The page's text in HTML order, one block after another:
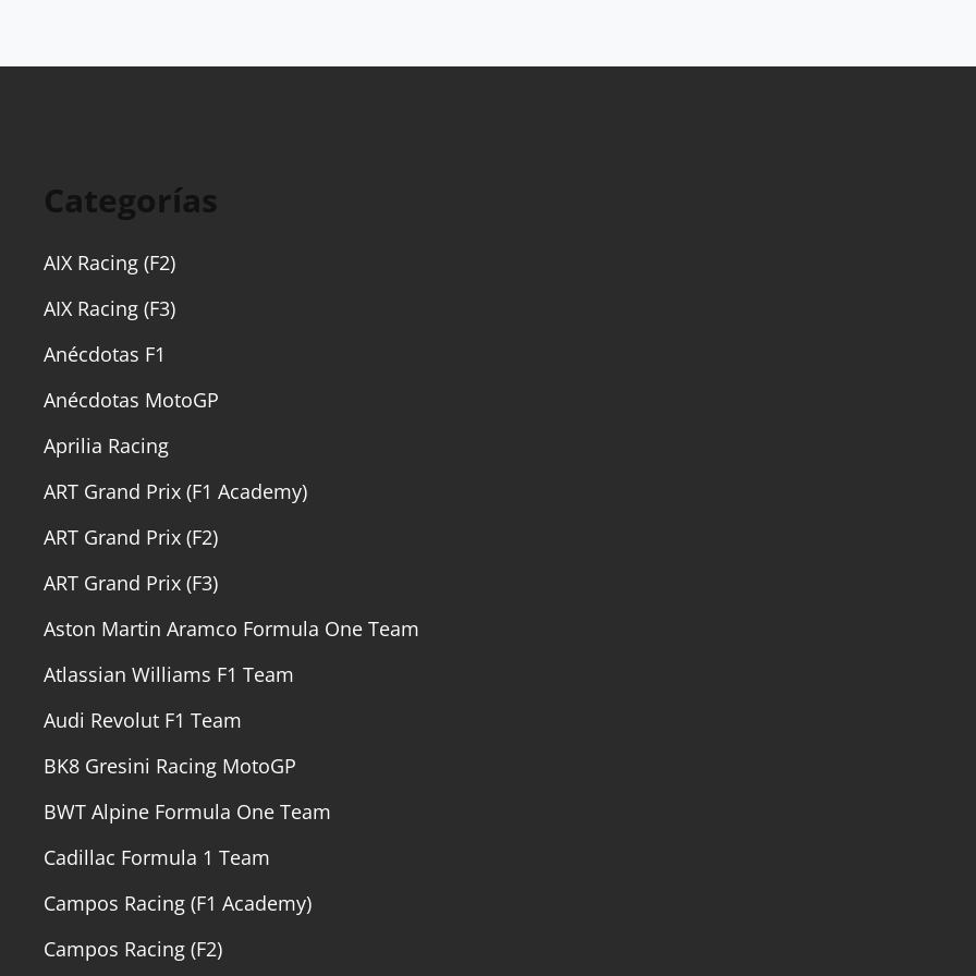
Categorías
AIX Racing (F2)
AIX Racing (F3)
Anécdotas F1
Anécdotas MotoGP
Aprilia Racing
ART Grand Prix (F1 Academy)
ART Grand Prix (F2)
ART Grand Prix (F3)
Aston Martin Aramco Formula One Team
Atlassian Williams F1 Team
Audi Revolut F1 Team
BK8 Gresini Racing MotoGP
BWT Alpine Formula One Team
Cadillac Formula 1 Team
Campos Racing (F1 Academy)
Campos Racing (F2)